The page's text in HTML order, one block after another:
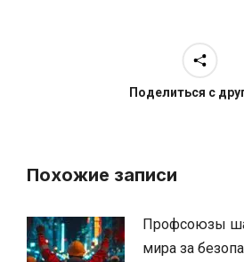
Поделиться с
Похожие записи
Профсоюзы
мира за